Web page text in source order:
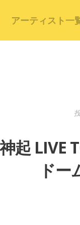
アーティスト一
起 LIVE
ドー